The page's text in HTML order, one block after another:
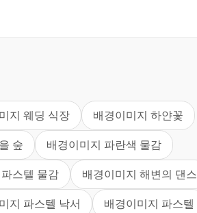
지 웨딩 식장 배경이미지 하얀꽃
숲 배경이미지 파란색 물감
스텔 물감 배경이미지 해변의 댄스
지 파스텔 낙서 배경이미지 파스텔